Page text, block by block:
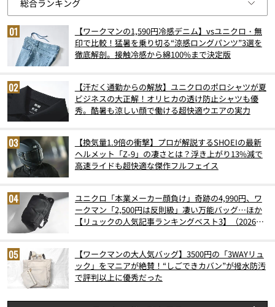
【ワークマンの1,590円冷感デニム】vsユニクロ・無
印で比較！猛暑を乗り切る“涼感ロングパンツ”3選を
徹底解剖。接触冷感から綿100%まで決定版
【汗だく通勤からの解放】ユニクロのポロシャツが夏
ビジネスの大正解！オリヒカの透け防止シャツも優
秀。酷暑も涼しい顔で働ける超快適ウエアの実力
【換気量1.9倍の衝撃】プロが解説するSHOEIの最新
ヘルメット「Z-9」の凄さとは？浮き上がり13%減で
高速ライドも超快適な傑作フルフェイス
ユニクロ「本業メーカー顔負け」奇跡の4,990円、ワ
ークマン「2,500円は反則級」凄い万能バッグ…ほか
【リュックの人気記事ランキングベスト3】（2026年
【ワークマンの大人気バッグ】3500円の「3WAYリュ
ック」をマニアが絶賛！“しごできカバン”が撥水防汚
で評判以上に優秀だった